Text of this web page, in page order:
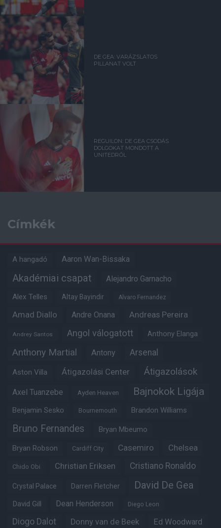
DE GEA: VARÁZSLATOS
PILLANAT VOLT
REGUILON: DE GEA CSODÁS
DOLGOKAT MONDOTT A
UNITEDRŐL
Címkék
A hangadó Aaron Wan-Bissaka
Akadémiai csapat Alejandro Garnacho
Alex Telles Altay Bayindir Alvaro Fernandez
Amad Diallo Andre Onana Andreas Pereira
Andrey Santos Angol válogatott Anthony Elanga
Anthony Martial Antony Arsenal
Aston Villa Átigazolási Center Átigazolások
Axel Tuanzebe Ayden Heaven Bajnokok Ligája
Benjamin Sesko Bournemouth Brandon Williams
Bruno Fernandes Bryan Mbeumo
Bryan Robson Cardiff City Casemiro Chelsea
Chido Obi Christian Eriksen Cristiano Ronaldo
Crystal Palace Darren Fletcher David De Gea
David Gill Dean Henderson Diego Leon
Diogo Dalot Donny van de Beek Ed Woodward